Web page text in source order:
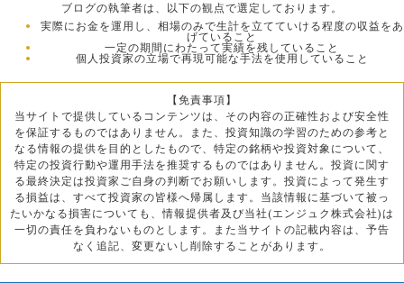
ブログの執筆者は、以下の観点で選定しております。
実際にお金を運用し、相場のみで生計を立てていける程度の収益をあ
げていること
一定の期間にわたって実績を残していること
個人投資家の立場で再現可能な手法を使用していること
【免責事項】
当サイトで提供しているコンテンツは、その内容の正確性および安全性
を保証するものではありません。また、投資知識の学習のための参考と
なる情報の提供を目的としたもので、特定の銘柄や投資対象について、
特定の投資行動や運用手法を推奨するものではありません。投資に関す
る最終決定は投資家ご自身の判断でお願いします。投資によって発生す
る損益は、すべて投資家の皆様へ帰属します。当該情報に基づいて被っ
たいかなる損害についても、情報提供者及び当社(エンジュク株式会社)は
一切の責任を負わないものとします。また当サイトの記載内容は、予告
なく追記、変更ないし削除することがあります。